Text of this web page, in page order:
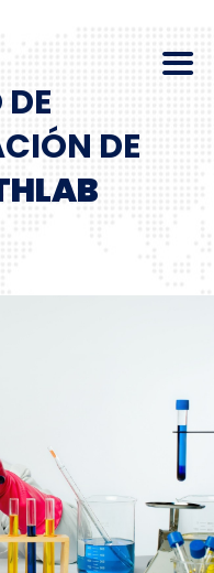
DE